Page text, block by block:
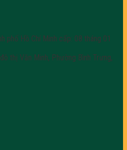
phố Hồ Chí Minh cấp: 08 tháng 01
thị Văn Minh, Phường Bình Trưng,